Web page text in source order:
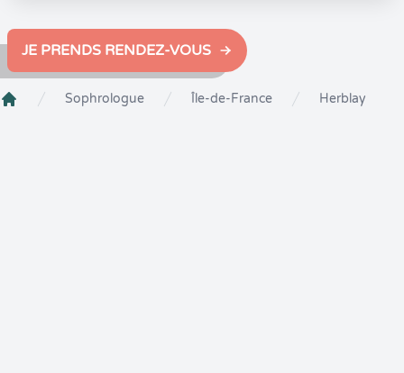
JE PRENDS RENDEZ-VOUS
Sophrologue Île-de-France Herblay